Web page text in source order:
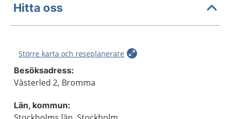
Hitta oss
Större karta och reseplanerare
Besöksadress:
Västerled 2, Bromma
Län, kommun: